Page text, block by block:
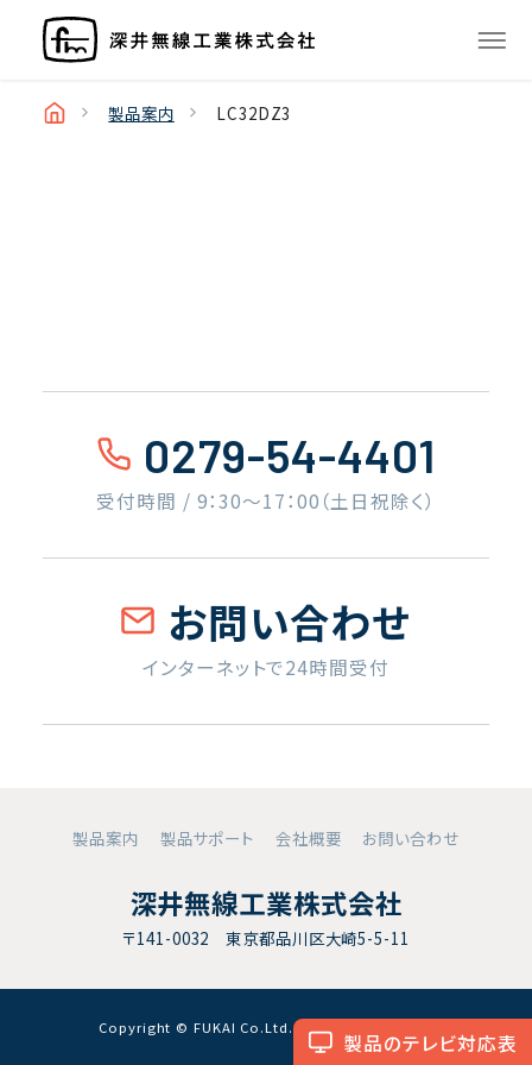
製品のテレビ対応表
製品案内 LC32DZ3
0279-54-4401
受付時間 / 9：30〜17：00（土日祝除く）
お問い合わせ
インターネットで24時間受付
製品案内 製品サポート 会社概要 お問い合わせ
深井無線工業株式会社
〒141-0032 東京都品川区大崎5-5-11
Copyright © FUKAI Co.Ltd. All RightsReserved.